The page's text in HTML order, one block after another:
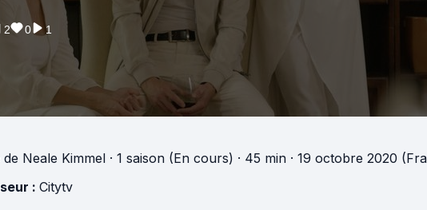
2 0 1
de Neale Kimmel · 1 saison (En cours) · 45 min · 19 octobre 2020
: Citytv